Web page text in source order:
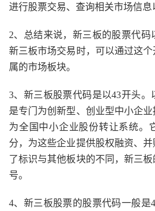
进行股票交易、查询相关市场信息
2、总结来说，新三板的股票代码
新三板市场交易时，可以通过这
属的市场板块。
3、新三板股票代码是以43开头
是专门为创新型、创业型中小企
为全国中小企业股份转让系统。
分，为这些企业提供股权融资、
了标识与其他板块的不同，新三
号。
4、新三板股票的股票代码一般是